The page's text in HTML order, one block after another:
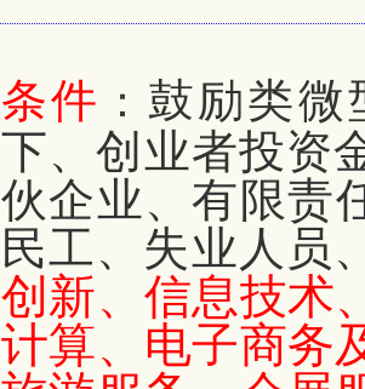
条件 ： 鼓励类微
下、创业者投资
伙企业、有限责
民工、失业人员
创新、信息技术
计算、电子商务